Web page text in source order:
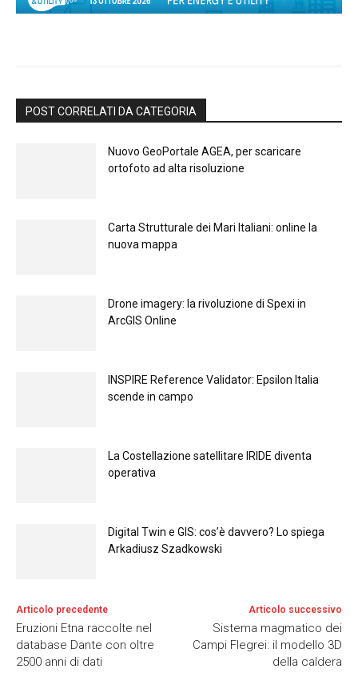
POST CORRELATI DA CATEGORIA
Nuovo GeoPortale AGEA, per scaricare
ortofoto ad alta risoluzione
Carta Strutturale dei Mari Italiani: online la
nuova mappa
Drone imagery: la rivoluzione di Spexi in
ArcGIS Online
INSPIRE Reference Validator: Epsilon Italia
scende in campo
La Costellazione satellitare IRIDE diventa
operativa
Digital Twin e GIS: cos’è davvero? Lo spiega
Arkadiusz Szadkowski
Articolo precedente
Eruzioni Etna raccolte nel
database Dante con oltre
2500 anni di dati
Articolo successivo
Sistema magmatico dei
Campi Flegrei: il modello 3D
della caldera